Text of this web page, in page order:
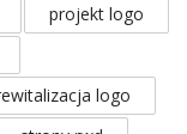
projekt logo
logo